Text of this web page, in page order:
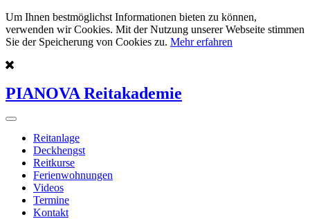
Um Ihnen bestmöglichst Informationen bieten zu können,
verwenden wir Cookies. Mit der Nutzung unserer Webseite stimmen
Sie der Speicherung von Cookies zu. Mehr erfahren
PIANOVA Reitakademie
Reitanlage
Deckhengst
Reitkurse
Ferienwohnungen
Videos
Termine
Kontakt